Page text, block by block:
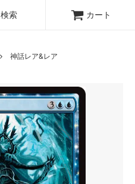
検索 カート
神話レア&レア